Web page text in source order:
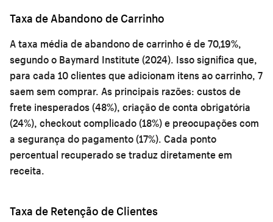
Taxa de Abandono de Carrinho
A taxa média de abandono de carrinho é de 70,19%,
segundo o Baymard Institute (2024). Isso significa que,
para cada 10 clientes que adicionam itens ao carrinho, 7
saem sem comprar. As principais razões: custos de
frete inesperados (48%), criação de conta obrigatória
(24%), checkout complicado (18%) e preocupações com
a segurança do pagamento (17%). Cada ponto
percentual recuperado se traduz diretamente em
receita.
Taxa de Retenção de Clientes